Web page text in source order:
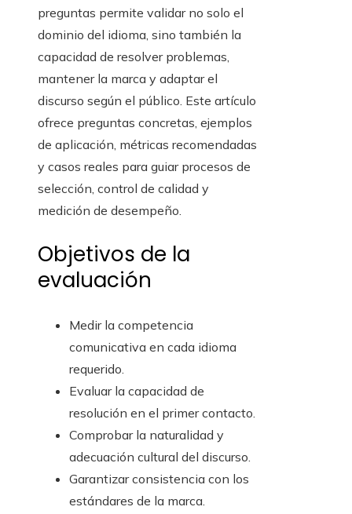
preguntas permite validar no solo el
dominio del idioma, sino también la
capacidad de resolver problemas,
mantener la marca y adaptar el
discurso según el público. Este artículo
ofrece preguntas concretas, ejemplos
de aplicación, métricas recomendadas
y casos reales para guiar procesos de
selección, control de calidad y
medición de desempeño.
Objetivos de la
evaluación
Medir la competencia
comunicativa en cada idioma
requerido.
Evaluar la capacidad de
resolución en el primer contacto.
Comprobar la naturalidad y
adecuación cultural del discurso.
Garantizar consistencia con los
estándares de la marca.